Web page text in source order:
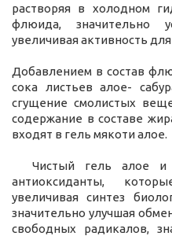
растворяя в холодном
флюида, значительно
увеличивая активность
Добавлением в состав
сока листьев алое-
сгущение смолистых
содержание в составе
входят в гель мякоти алое.
Чистый гель алое и
антиоксиданты,
увеличивая синтез
значительно улучшая
свободных радикалов,